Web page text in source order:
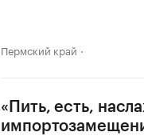
Пермский край
«Пить, есть,